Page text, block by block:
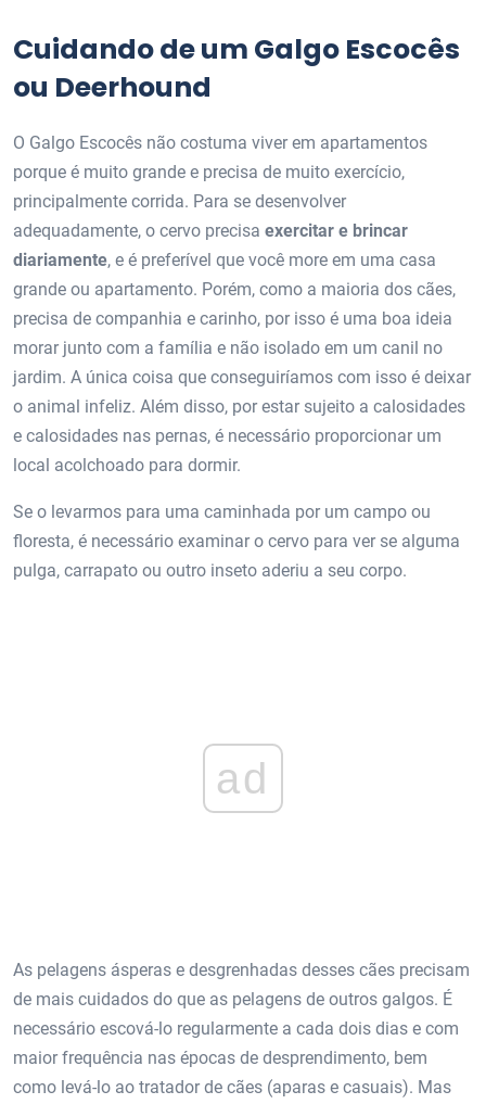
Cuidando de um Galgo Escocês
ou Deerhound
O Galgo Escocês não costuma viver em apartamentos
porque é muito grande e precisa de muito exercício,
principalmente corrida. Para se desenvolver
adequadamente, o cervo precisa exercitar e brincar
diariamente, e é preferível que você more em uma casa
grande ou apartamento. Porém, como a maioria dos cães,
precisa de companhia e carinho, por isso é uma boa ideia
morar junto com a família e não isolado em um canil no
jardim. A única coisa que conseguiríamos com isso é deixar
o animal infeliz. Além disso, por estar sujeito a calosidades
e calosidades nas pernas, é necessário proporcionar um
local acolchoado para dormir.
Se o levarmos para uma caminhada por um campo ou
floresta, é necessário examinar o cervo para ver se alguma
pulga, carrapato ou outro inseto aderiu a seu corpo.
ad
As pelagens ásperas e desgrenhadas desses cães precisam
de mais cuidados do que as pelagens de outros galgos. É
necessário escová-lo regularmente a cada dois dias e com
maior frequência nas épocas de desprendimento, bem
como levá-lo ao tratador de cães (aparas e casuais). Mas